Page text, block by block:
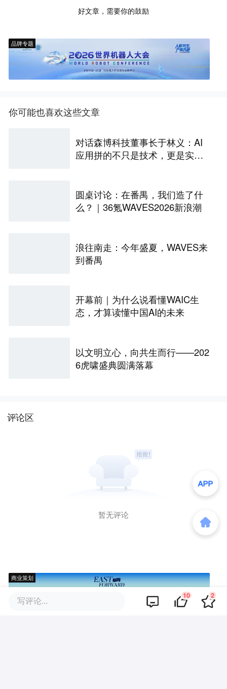
好文章，需要你的鼓励
品牌专题
你可能也喜欢这些文章
对话森博科技董事长于林义：AI
应用拼的不只是技术，更是实证
圆桌讨论：在番禺，我们造了什
么？｜36氪WAVES2026新浪潮
浪往南走：今年盛夏，WAVES来
到番禺
开幕前｜为什么说看懂WAIC生
态，才算读懂中国AI的未来
以文明立心，向共生而行——202
6虎啸盛典圆满落幕
评论区
暂无评论
商业策划
写评论... 10 2